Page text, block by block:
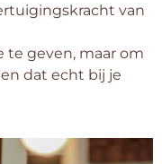
van
te geven, maar om
dat echt bij je